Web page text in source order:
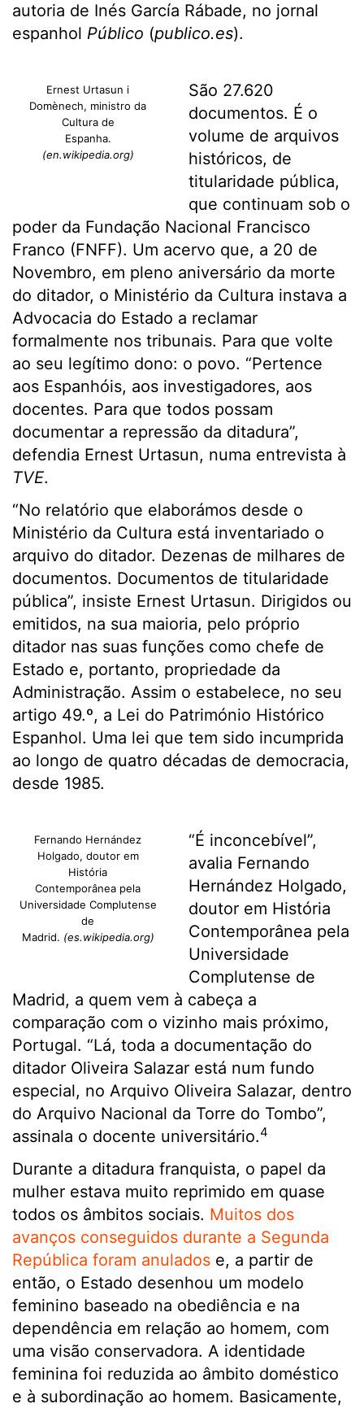
autoria de Inés García Rábade, no jornal
espanhol Público (publico.es).
Ernest Urtasun i
Domènech, ministro da
Cultura de
Espanha.
(en.wikipedia.org)
São 27.620
documentos. É o
volume de arquivos
históricos, de
titularidade pública,
que continuam sob o
poder da Fundação Nacional Francisco
Franco (FNFF). Um acervo que, a 20 de
Novembro, em pleno aniversário da morte
do ditador, o Ministério da Cultura instava a
Advocacia do Estado a reclamar
formalmente nos tribunais. Para que volte
ao seu legítimo dono: o povo. “Pertence
aos Espanhóis, aos investigadores, aos
docentes. Para que todos possam
documentar a repressão da ditadura”,
defendia Ernest Urtasun, numa entrevista à
TVE.
“No relatório que elaborámos desde o
Ministério da Cultura está inventariado o
arquivo do ditador. Dezenas de milhares de
documentos. Documentos de titularidade
pública”, insiste Ernest Urtasun. Dirigidos ou
emitidos, na sua maioria, pelo próprio
ditador nas suas funções como chefe de
Estado e, portanto, propriedade da
Administração. Assim o estabelece, no seu
artigo 49.º, a Lei do Património Histórico
Espanhol. Uma lei que tem sido incumprida
ao longo de quatro décadas de democracia,
desde 1985.
Fernando Hernández
Holgado, doutor em
História
Contemporânea pela
Universidade Complutense
de
Madrid. (es.wikipedia.org)
“É inconcebível”,
avalia Fernando
Hernández Holgado,
doutor em História
Contemporânea pela
Universidade
Complutense de
Madrid, a quem vem à cabeça a
comparação com o vizinho mais próximo,
Portugal. “Lá, toda a documentação do
ditador Oliveira Salazar está num fundo
especial, no Arquivo Oliveira Salazar, dentro
do Arquivo Nacional da Torre do Tombo”,
assinala o docente universitário.4
Durante a ditadura franquista, o papel da
mulher estava muito reprimido em quase
todos os âmbitos sociais. Muitos dos
avanços conseguidos durante a Segunda
República foram anulados e, a partir de
então, o Estado desenhou um modelo
feminino baseado na obediência e na
dependência em relação ao homem, com
uma visão conservadora. A identidade
feminina foi reduzida ao âmbito doméstico
e à subordinação ao homem. Basicamente,